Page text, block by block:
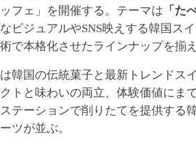
フェ」を開催する。テーマは 「た
ビジュアルやSNS映えする韓国ス
で本格化させたラインナップを揃え
韓国の伝統菓子と最新トレンドス
トと味わいの両立、体験価値にま
テーションで削りたてを提供する
ツが並ぶ。